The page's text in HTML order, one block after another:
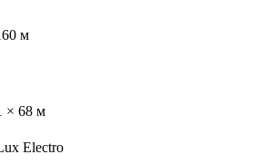
м
× 68 м
Electro